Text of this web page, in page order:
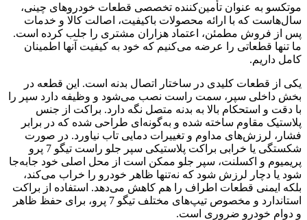
موتکسو به عنوان تأمین‌کننده تخصصی قطعات خودروهای چینی،
سال‌هاست که با ارائه محصولات باکیفیت، اصالت کالا و خدمات
پس از فروش مطمئن، اعتماد هزاران مشتری را جلب کرده است.
ما تنها قطعاتی را عرضه می‌کنیم که خود به کیفیت آنها اطمینان
کامل داریم.
یکی از قطعات کلیدی در ساختار اتصال بدنه است. این قطعه در
بخش داخلی سپر، سمت راست نصب می‌شود و وظیفه دارد سپر را
با دقت و استحکام بالا به بدنه متصل نگه دارد. براکت از جنس
پلاستیک مقاوم ساخته شده و به‌گونه‌ای طراحی شده که در برابر
فشار، لرزش‌های مداوم و تغییرات دمایی تاب نیاورد. در صورت
شکستگی یا خرابی براکت پلاستیکی سپر جلو راست تیگو 7 پرو
پریمیوم و اکسلنت، سپر جلو ممکن است از محل اصلی خود جابه‌جا
شود یا دچار لرزش شود که نه‌تنها ظاهر خودرو را خراب می‌کند،
بلکه ایمنی قطعات اطراف را هم کاهش می‌دهد. استفاده از براکت
استاندارد و مخصوص تیپ‌های مختلف تیگو 7 پرو، برای حفظ ظاهر
و دوام خودرو ضروری است.